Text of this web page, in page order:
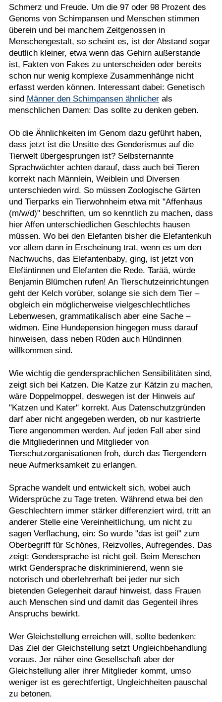
Schmerz und Freude. Um die 97 oder 98 Prozent des
Genoms von Schimpansen und Menschen stimmen
überein und bei manchem Zeitgenossen in
Menschengestalt, so scheint es, ist der Abstand sogar
deutlich kleiner, etwa wenn das Gehirn außerstande
ist, Fakten von Fakes zu unterscheiden oder bereits
schon nur wenig komplexe Zusammenhänge nicht
erfasst werden können. Interessant dabei: Genetisch
sind Männer den Schimpansen ähnlicherals
menschlichen Damen: Das sollte zu denken geben.
Ob die Ähnlichkeiten im Genom dazu geführt haben,
dass jetzt ist die Unsitte des Genderismus auf die
Tierwelt übergesprungen ist? Selbsternannte
Sprachwächter achten darauf, dass auch bei Tieren
korrekt nach Männlein, Weiblein und Diversen
unterschieden wird. So müssen Zoologische Gärten
und Tierparks ein Tierwohnheim etwa mit "Affenhaus
(m/w/d)" beschriften, um so kenntlich zu machen, dass
hier Affen unterschiedlichen Geschlechts hausen
müssen. Wo bei den Elefanten bisher die Elefantenkuh
vor allem dann in Erscheinung trat, wenn es um den
Nachwuchs, das Elefantenbaby, ging, ist jetzt von
Elefäntinnen und Elefanten die Rede. Tarää, würde
Benjamin Blümchen rufen! An Tierschutzeinrichtungen
geht der Kelch vorüber, solange sie sich dem Tier –
obgleich ein möglicherweise vielgeschlechtliches
Lebenwesen, grammatikalisch aber eine Sache –
widmen. Eine Hundepension hingegen muss darauf
hinweisen, dass neben Rüden auch Hündinnen
willkommen sind.
Wie wichtig die gendersprachlichen Sensibilitäten sind,
zeigt sich bei Katzen. Die Katze zur Kätzin zu machen,
wäre Doppelmoppel, deswegen ist der Hinweis auf
"Katzen und Kater" korrekt. Aus Datenschutzgründen
darf aber nicht angegeben werden, ob nur kastrierte
Tiere angenommen werden. Auf jeden Fall aber sind
die Mitgliederinnen und Mitglieder von
Tierschutzorganisationen froh, durch das Tiergendern
neue Aufmerksamkeit zu erlangen.
Sprache wandelt und entwickelt sich, wobei auch
Widersprüche zu Tage treten. Während etwa bei den
Geschlechtern immer stärker differenziert wird, tritt an
anderer Stelle eine Vereinheitlichung, um nicht zu
sagen Verflachung, ein: So wurde "das ist geil" zum
Oberbegriff für Schönes, Reizvolles, Aufregendes. Das
zeigt: Gendersprache ist nicht geil. Beim Menschen
wirkt Gendersprache diskriminierend, wenn sie
notorisch und oberlehrerhaft bei jeder nur sich
bietenden Gelegenheit darauf hinweist, dass Frauen
auch Menschen sind und damit das Gegenteil ihres
Anspruchs bewirkt.
Wer Gleichstellung erreichen will, sollte bedenken:
Das Ziel der Gleichstellung setzt Ungleichbehandlung
voraus. Jer näher eine Gesellschaft aber der
Gleichstellung aller ihrer Mitglieder kommt, umso
weniger ist es gerechtfertigt, Ungleichheiten pauschal
zu betonen.